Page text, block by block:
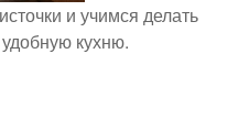
и учимся делать
кухню.